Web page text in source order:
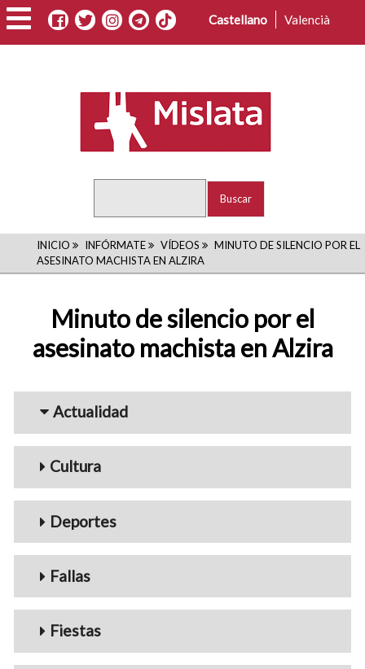
Pasar
al
contenido
Castellano Valencià
RUTA
DE
NAVEGACIÓN
INICIO INFÓRMATE VÍDEOS
MINUTO DE SILENCIO POR EL
ASESINATO MACHISTA EN ALZIRA
Minuto de silencio por el
asesinato machista en Alzira
Menu_Videos
Actualidad
Cultura
Deportes
Fallas
Fiestas